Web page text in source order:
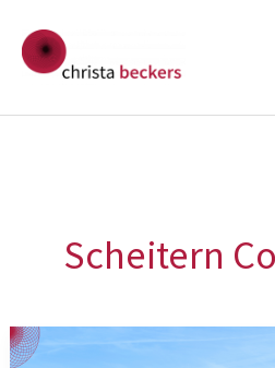
Inhalt
springen
Scheitern